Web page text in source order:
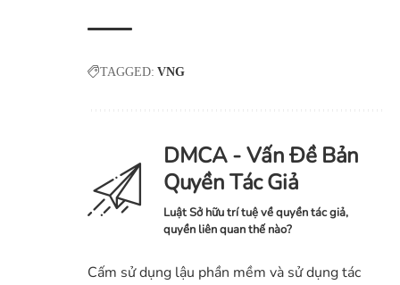
TAGGED: VNG
DMCA - Vấn Đề Bản
Quyền Tác Giả
Luật Sở hữu trí tuệ về quyền tác giả,
quyền liên quan thế nào?
Cấm sử dụng lậu phần mềm và sử dụng tác